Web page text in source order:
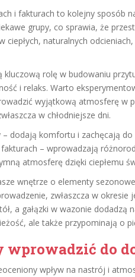
i fakturach to kolejny sposób
grupy, co sprawia, że
ciepłych, naturalnych
rolę w budowaniu
i relaks. Warto
wyjątkową atmosferę w
w chłodniejsze dni.
– dodają komfortu i zachęcają do
– wprowadzają
atmosferę dzięki ciepłemu
wnętrze o elementy
zwłaszcza w okresie
a gałązki w wazonie dodadzą
ale także przypominają o
wprowadzić do
wpływ na nastrój i